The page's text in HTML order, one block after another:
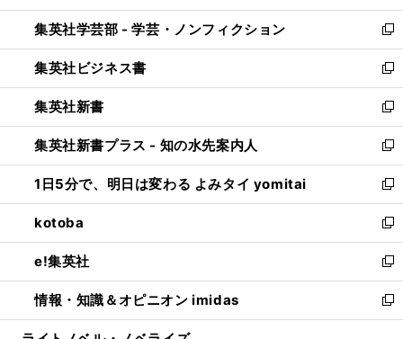
開
く
ウ
で
開
く
ン
ド
ウ
で
開
く
ウ
ィ
ン
ド
ウ
で
開
く
集英社学芸部 - 学芸・ノンフィクション
新
し
い
ウ
ィ
ン
ド
ウ
で
開
く
集英社ビジネス書
新
し
い
ウ
ィ
ン
ド
ウ
で
開
く
集英社新書
新
し
い
ウ
ィ
ン
ド
ウ
で
開
く
集英社新書プラス - 知の水先案内人
新
し
い
ウ
ィ
ン
ド
ウ
で
開
1日5分で、明日は変わる よみタイ yomitai
新
し
い
ウ
ィ
ン
ド
ウ
kotoba
新
し
い
ウ
ィ
ン
e!集英社
新
し
い
ウ
情報・知識＆オピニオン imidas
新
し